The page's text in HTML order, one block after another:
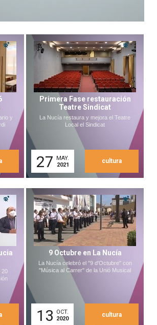
y
Primera Fase restauración
Teatre Sindicat
La Nucía restaura y mejora el Teatre
Local el Sindicat
27
MAY.
2021
cultura
20
9 Octubre en La Nucía
La Nucía celebró el "9 d'Octubre" con
"Música al Carrer" de la Unió Musical
13
OCT.
2020
cultura